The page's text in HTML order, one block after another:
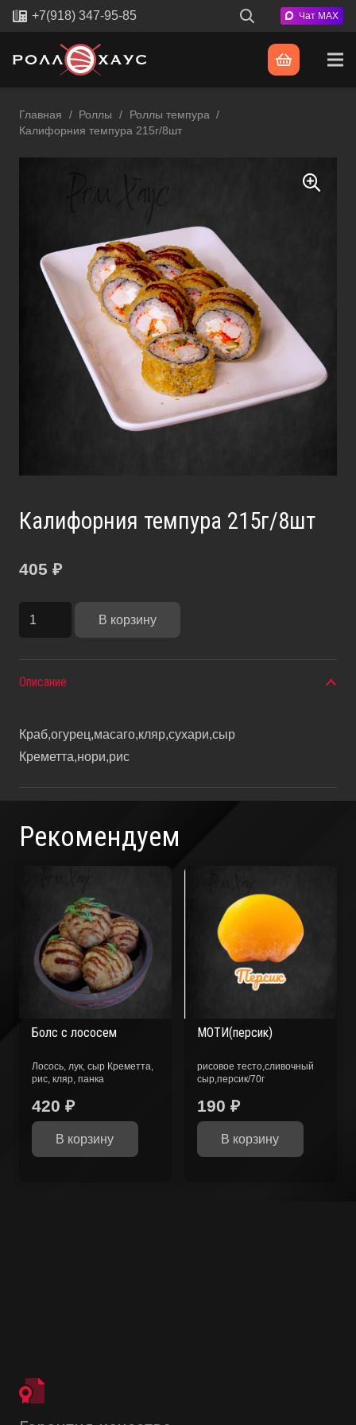
+7(918) 347-95-85 Чат MAX
Главная / Роллы / Роллы темпура /
Калифорния темпура 215г/8шт
Калифорния темпура 215г/8шт
405 ₽
Количество
Калифорния
темпура
В корзину
Описание
Краб,огурец,масаго,кляр,сухари,сыр
Креметта,нори,рис
Рекомендуем
МОТИ(персик)
рисовое тесто,сливочный
сыр,персик/70г
190₽
В корзину
Ветчина и грибы 33см
Шампиньоны, ветчина, сыр
моцарелла, белый соус
700₽
В корзину